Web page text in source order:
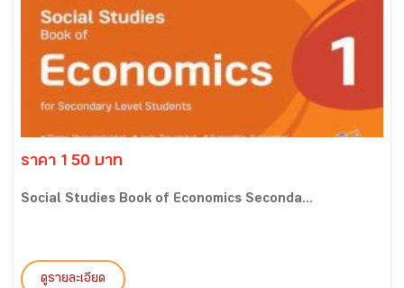
ราคา 150 บาท
Social Studies Book of Economics Seconda...
ดูรายละเอียด